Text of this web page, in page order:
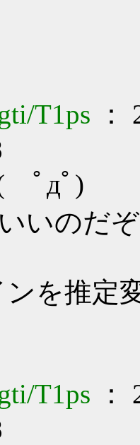
T1ps ：
ﾟдﾟ)
いのだぞ
を推定
T1ps ：